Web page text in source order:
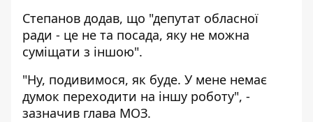
Степанов додав, що "депутат обласної
ради - це не та посада, яку не можна
суміщати з іншою".
"Ну, подивимося, як буде. У мене немає
думок переходити на іншу роботу", -
зазначив глава МОЗ.